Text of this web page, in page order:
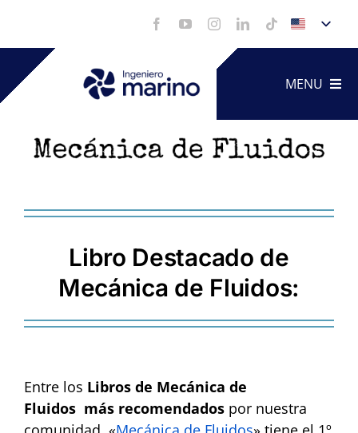
content
MENU
Services
Videos
Libro Destacado de
Mecánica de Fluidos:
Entre los Libros de Mecánica de
Fluidos más recomendados por nuestra